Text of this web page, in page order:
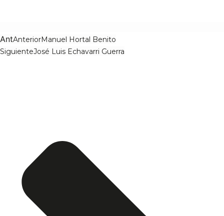
AntAnteriorManuel Hortal Benito
SiguienteJosé Luis Echavarri Guerra